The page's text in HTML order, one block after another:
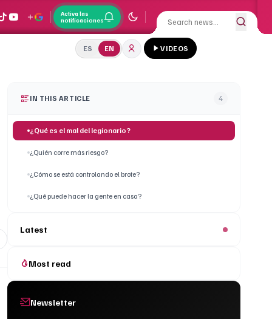
Activa las
notificaciones
ES EN VIDEOS
IN THIS ARTICLE 4
¿Qué es el mal del legionario?
¿Quién corre más riesgo?
¿Cómo se está controlando el brote?
¿Qué puede hacer la gente en casa?
Latest
Most read
Newsletter